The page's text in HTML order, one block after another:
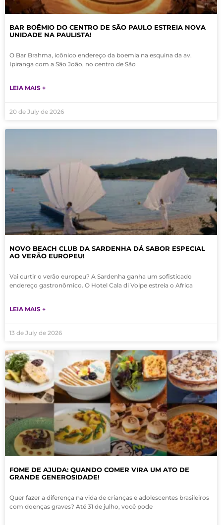
BAR BOÊMIO DO CENTRO DE SÃO PAULO ESTREIA NOVA
UNIDADE NA PAULISTA!
O Bar Brahma, icônico endereço da boemia na esquina da av.
Ipiranga com a São João, no centro de São
LEIA MAIS +
20 de July de 2026
NOVO BEACH CLUB DA SARDENHA DÁ SABOR ESPECIAL
AO VERÃO EUROPEU!
Vai curtir o verão europeu? A Sardenha ganha um sofisticado
endereço gastronômico. O Hotel Cala di Volpe estreia o Africa
LEIA MAIS +
13 de July de 2026
FOME DE AJUDA: QUANDO COMER VIRA UM ATO DE
GRANDE GENEROSIDADE!
Quer fazer a diferença na vida de crianças e adolescentes brasileiros
com doenças graves? Até 31 de julho, você pode